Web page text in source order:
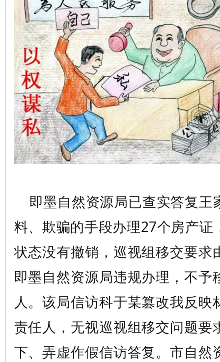
即墨自然资源局已查实答复王
料、欺骗的手段办理27个房产证
状态没有撤销，巡视组移交要求
即墨自然资源局违规办理，不予
人。该局信访科于某篡改我反映
责任人，无视巡视组移交问题要
下、弄虚作假信访答复。市自然